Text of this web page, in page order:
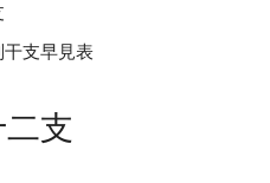
支早見表
支